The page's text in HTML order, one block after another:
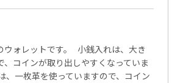
ウォレットです。 小銭入れは、大き
、コインが取り出しやすくなっていま
、一枚革を使っていますので、コイン